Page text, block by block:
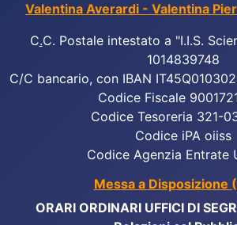
Valentina Averardi - Valentina
C.C. Postale intestato a "I.I.S.
1014839748
C/C bancario, con IBAN
Codice Fiscale
Codice Tesoreria 321-
Codice iPA oiiss
Codice Agenzia Entrate
Messa a Disposizione
ORARI ORDINARI UFFICI DI